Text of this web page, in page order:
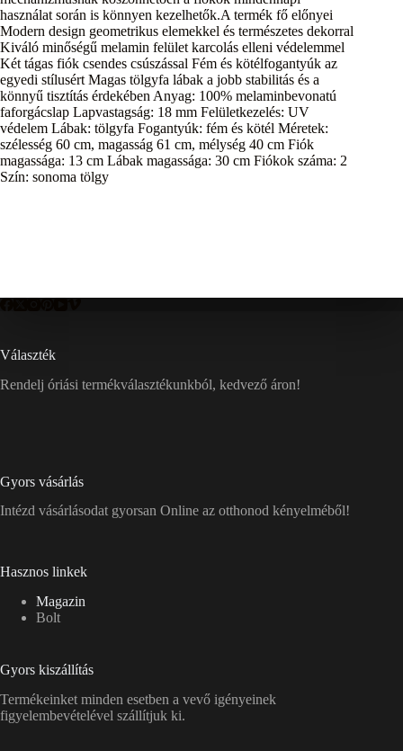
használat során is könnyen kezelhetők.A termék fő előnyei
Modern design geometrikus elemekkel és természetes dekorral
Kiváló minőségű melamin felület karcolás elleni védelemmel
Két tágas fiók csendes csúszással Fém és kötélfogantyúk az
egyedi stílusért Magas tölgyfa lábak a jobb stabilitás és a
könnyű tisztítás érdekében Anyag: 100% melaminbevonatú
faforgácslap Lapvastagság: 18 mm Felületkezelés: UV
védelem Lábak: tölgyfa Fogantyúk: fém és kötél Méretek:
szélesség 60 cm, magasság 61 cm, mélység 40 cm Fiók
magassága: 13 cm Lábak magassága: 30 cm Fiókok száma: 2
Szín: sonoma tölgy
Választék
Rendelj óriási termékválasztékunkból, kedvező áron!
Gyors vásárlás
Intézd vásárlásodat gyorsan Online az otthonod kényelméből!
Hasznos linkek
Magazin
Bolt
Gyors kiszállítás
Termékeinket minden esetben a vevő igényeinek
figyelembevételével szállítjuk ki.